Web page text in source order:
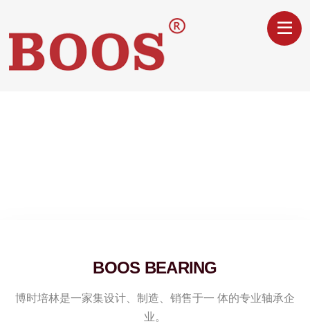
BOOS BEARING
博时培林是一家集设计、制造、销售于一 体的专业轴承企
业。